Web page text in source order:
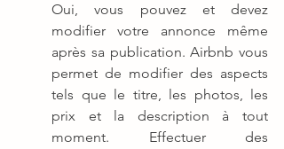
Oui, vous pouvez et devez
modifier votre annonce même
après sa publication. Airbnb vous
permet de modifier des aspects
tels que le titre, les photos, les
prix et la description à tout
moment. Effectuer des